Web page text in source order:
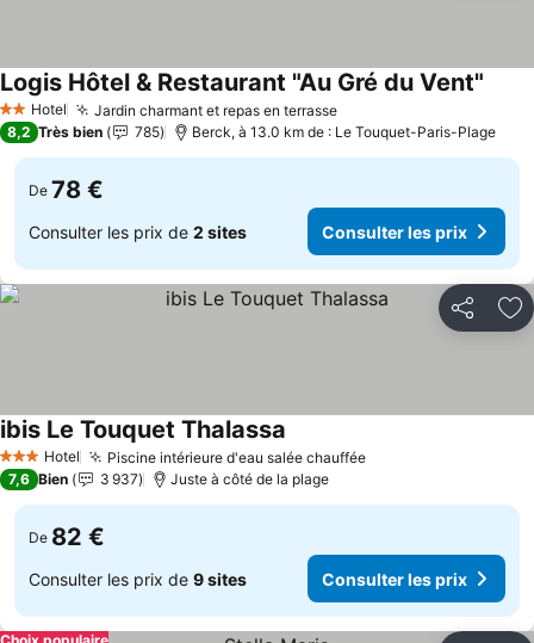
2 Étoiles
Hotel Jardin charmant et repas en terrasse
Logis Hôtel & Restaurant "Au Gré du Vent"
8,2 Très bien 785 Berck, à 13.0 km de : Le Touquet-Paris-Plage
De 78 €
Consulter les prix de 2 sites Consulter les prix
Partager
3 ÉtoilesHotel Piscine intérieure d'eau salée chauffée
ibis Le Touquet Thalassa
7,6 Bien 3 937 Juste à côté de la plage
De 82 €
Consulter les prix de 9 sites Consulter les prix